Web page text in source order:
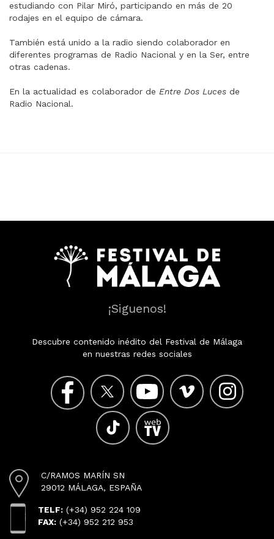
estudiando con Pilar Miró, participando en más de 20
rodajes en el equipo de cámara.
También está unido a la radio siendo colaborador en
diferentes programas de Radio Nacional y en la Ser, entre
otras cadenas.
En la actualidad es colaborador de Entre Dos Luces de
Radio Nacional.
¡Siguenos!
Descubre contenido inédito del Festival de Málaga
en nuestras redes sociales
C/RAMOS MARÍN SN
29012 MÁLAGA, ESPAÑA
TELF: (+34) 952 224 109
FAX: (+34) 952 212 953